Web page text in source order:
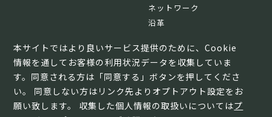
本サイトではより良いサービス提供のために、Cookie
情報を通してお客様の利用状況データを収集していま
す。同意される方は「同意する」ボタンを押してくださ
い。 同意しない方はリンク先よりオプトアウト設定をお
願い致します。 収集した個人情報の取扱いについてはプ
ネットワーク
沿革